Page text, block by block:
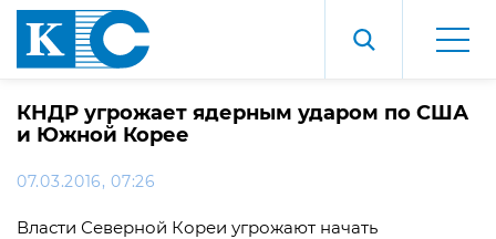
КНДР угрожает ядерным ударом по США
и Южной Корее
07.03.2016, 07:26
Власти Северной Кореи угрожают начать